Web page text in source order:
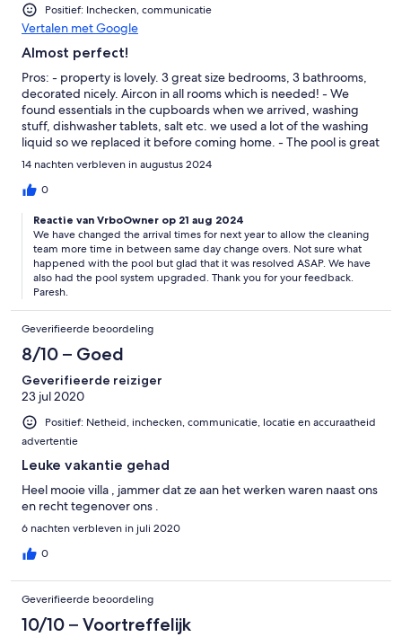
pack provided some great tips and info as well as places to visit
which we did so make sure you read it through. Overall we had
a great time and recommend it for couples or family.Extremely
peaceful.
Positief: Inchecken, communicatie
Vertalen met Google
Almost perfect!
Pros: - property is lovely. 3 great size bedrooms, 3 bathrooms,
decorated nicely. Aircon in all rooms which is needed! - We
found essentials in the cupboards when we arrived, washing
stuff, dishwasher tablets, salt etc. we used a lot of the washing
liquid so we replaced it before coming home. - The pool is great
and the slide was enjoyed very much throughout our stay! -
Location is lovely and quiet - boardwalk outside the resort was
brilliant with multiple restaurants Cons: - I don't think the people
arrived. We noticed a lot of bird poo round by the utility room
door so they definitely hadn't cleaned out there. Also the pool
guy came to clean the pool on Wednesday but we only arrived
Saturday night so we don't think it was cleaned before we got
there. - We had problems with the pool going into our 2nd
week with the water looking very cloudy & the sides and bottom
next morning but he had to come back again as it wasn't sorted.
He said he sent a sample of water to people he knows & they
couple of days were great. The neighbours we spoke to go to
their villa frequently & they said the pool looks green a lot so
maybe they should change to the new chemicals permanently?
- no communal pool as stated in the advert, also no restaurants
open during the day on site which was a shame. Great trip
though!
14 nachten verbleven in augustus 2024
0
Reactie van VrboOwner op 21 aug 2024
We have changed the arrival times for next year to allow the cleaning
team more time in between same day change overs. Not sure what
happened with the pool but glad that it was resolved ASAP. We have
also had the pool system upgraded. Thank you for your feedback.
Paresh.
Geverifieerde beoordeling
8/10 – Goed
Geverifieerde reiziger
23 jul 2020
Positief: Netheid, inchecken, communicatie, locatie en accuraatheid
advertentie
Leuke vakantie gehad
Heel mooie villa , jammer dat ze aan het werken waren naast ons
en recht tegenover ons .
6 nachten verbleven in juli 2020
0
Geverifieerde beoordeling
10/10 – Voortreffelijk